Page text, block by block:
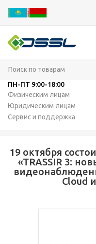
ПН-ПТ 9:00-18:00
Физическим лицам
Юридическим лицам
Сервис и поддержка
19 октября
«TRASSIR 3:
Cloud